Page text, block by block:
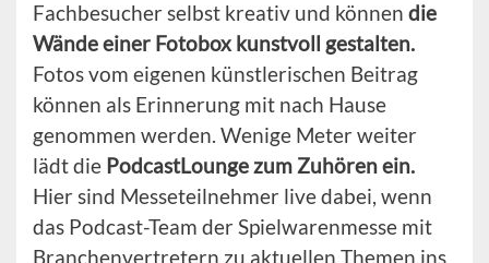
Fachbesucher selbst kreativ und können die
Wände einer Fotobox kunstvoll gestalten.
Fotos vom eigenen künstlerischen Beitrag
können als Erinnerung mit nach Hause
genommen werden. Wenige Meter weiter
lädt die PodcastLounge zum Zuhören ein.
Hier sind Messeteilnehmer live dabei, wenn
das Podcast-Team der Spielwarenmesse mit
Branchenvertretern zu aktuellen Themen ins